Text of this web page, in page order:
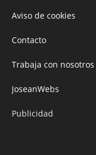
Aviso de cookies
Contacto
Trabaja con nosotros
JoseanWebs
Publicidad